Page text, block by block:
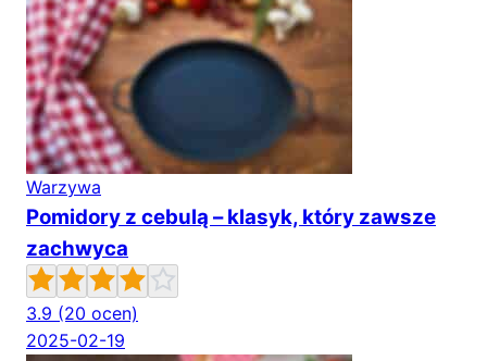
Warzywa
Pomidory z cebulą – klasyk, który zawsze
zachwyca
3.9 (20 ocen)
2025-02-19